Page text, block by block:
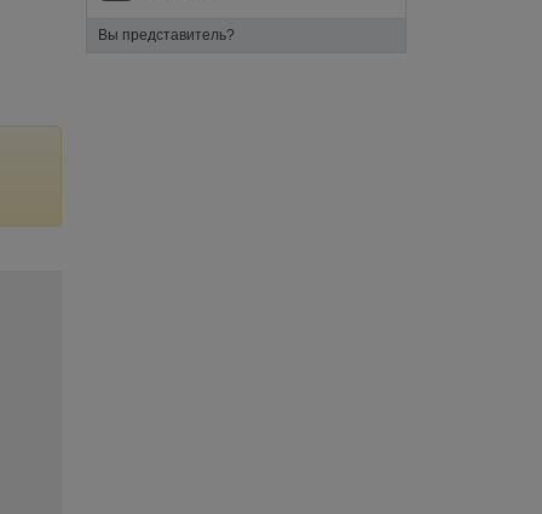
Вы представитель?